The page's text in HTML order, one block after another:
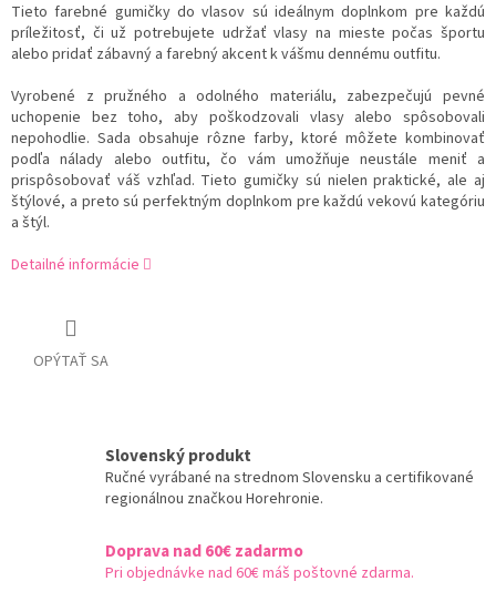
Tieto farebné gumičky do vlasov sú ideálnym doplnkom pre každú
príležitosť, či už potrebujete udržať vlasy na mieste počas športu
alebo pridať zábavný a farebný akcent k vášmu dennému outfitu.
Vyrobené z pružného a odolného materiálu, zabezpečujú pevné
uchopenie bez toho, aby poškodzovali vlasy alebo spôsobovali
nepohodlie. Sada obsahuje rôzne farby, ktoré môžete kombinovať
podľa nálady alebo outfitu, čo vám umožňuje neustále meniť a
prispôsobovať váš vzhľad. Tieto gumičky sú nielen praktické, ale aj
štýlové, a preto sú perfektným doplnkom pre každú vekovú kategóriu
a štýl.
Detailné informácie
OPÝTAŤ SA
Slovenský produkt
Ručné vyrábané na strednom Slovensku a certifikované
regionálnou značkou Horehronie.
Doprava nad 60€ zadarmo
Pri objednávke nad 60€ máš poštovné zdarma.